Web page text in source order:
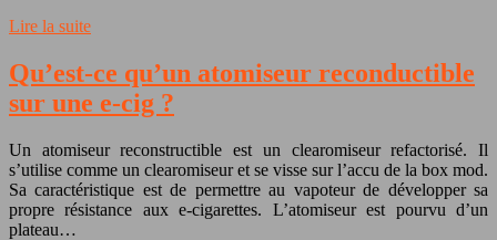
Lire la suite
Qu’est-ce qu’un atomiseur reconductible
sur une e-cig ?
Un atomiseur reconstructible est un clearomiseur refactorisé. Il
s’utilise comme un clearomiseur et se visse sur l’accu de la box mod.
Sa caractéristique est de permettre au vapoteur de développer sa
propre résistance aux e-cigarettes. L’atomiseur est pourvu d’un
plateau…